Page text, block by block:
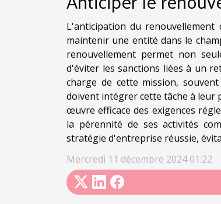
L'anticipation du
maintenir une entité dans le
renouvellement permet non
d'éviter les sanctions liées à un
charge de cette mission,
doivent intégrer cette tâche à leur
œuvre efficace des exigences
la pérennité de ses activités
stratégie d'entreprise réussie,
Mercredi 11 décembre 2024 01:22